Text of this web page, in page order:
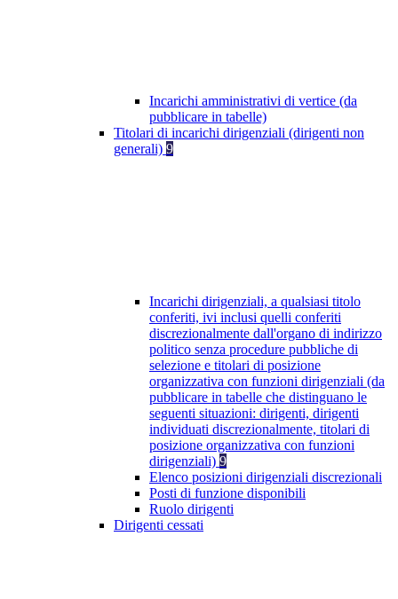
Incarichi amministrativi di vertice (da
pubblicare in tabelle)
Titolari di incarichi dirigenziali (dirigenti non
generali) 9
Incarichi dirigenziali, a qualsiasi titolo
conferiti, ivi inclusi quelli conferiti
discrezionalmente dall'organo di indirizzo
politico senza procedure pubbliche di
selezione e titolari di posizione
organizzativa con funzioni dirigenziali (da
pubblicare in tabelle che distinguano le
seguenti situazioni: dirigenti, dirigenti
individuati discrezionalmente, titolari di
posizione organizzativa con funzioni
dirigenziali) 9
Elenco posizioni dirigenziali discrezionali
Posti di funzione disponibili
Ruolo dirigenti
Dirigenti cessati